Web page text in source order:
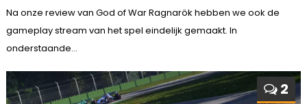
Na onze review van God of War Ragnarök hebben we ook de
gameplay stream van het spel eindelijk gemaakt. In
onderstaande...
2